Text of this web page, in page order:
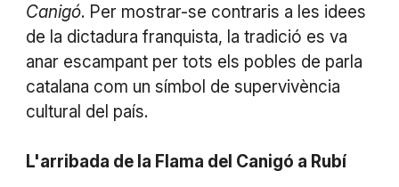
Canigó. Per mostrar-se contraris a les idees
de la dictadura franquista, la tradició es va
anar escampant per tots els pobles de parla
catalana com un símbol de supervivència
cultural del país.
L'arribada de la Flama del Canigó a Rubí